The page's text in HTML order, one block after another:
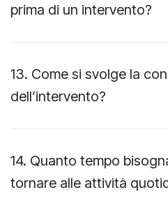
prima di un intervento?
13. Come si svolge la
dell’intervento?
14. Quanto tempo
tornare alle attività